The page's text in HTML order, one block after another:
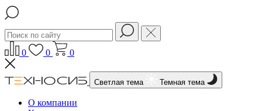
0 0 0
Светлая тема Темная тема
О компании